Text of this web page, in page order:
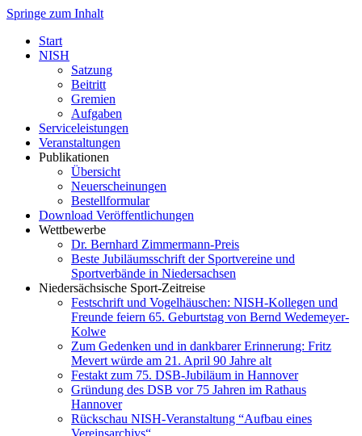
Springe zum Inhalt
Start
NISH
Satzung
Beitritt
Gremien
Aufgaben
Serviceleistungen
Veranstaltungen
Publikationen
Übersicht
Neuerscheinungen
Bestellformular
Download Veröffentlichungen
Wettbewerbe
Dr. Bernhard Zimmermann-Preis
Beste Jubiläumsschrift der Sportvereine und
Sportverbände in Niedersachsen
Niedersächsische Sport-Zeitreise
Festschrift und Vogelhäuschen: NISH-Kollegen und
Freunde feiern 65. Geburtstag von Bernd Wedemeyer-
Kolwe
Zum Gedenken und in dankbarer Erinnerung: Fritz
Mevert würde am 21. April 90 Jahre alt
Festakt zum 75. DSB-Jubiläum in Hannover
Gründung des DSB vor 75 Jahren im Rathaus
Hannover
Rückschau NISH-Veranstaltung “Aufbau eines
Vereinsarchivs“